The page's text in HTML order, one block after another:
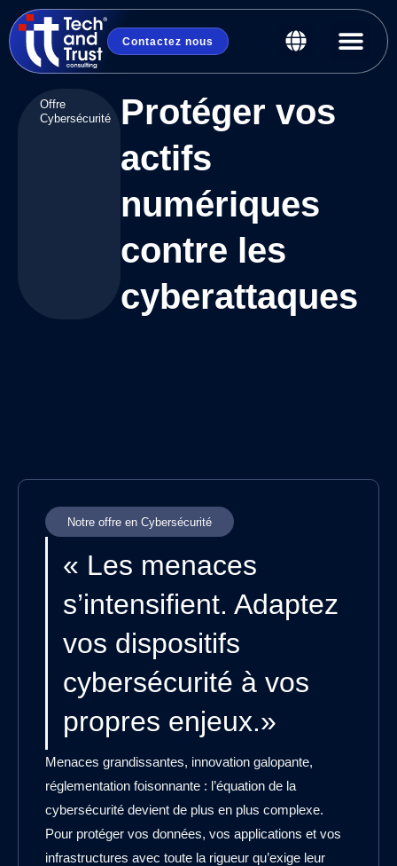
Contactez nous
Offre
Cybersécurité
Protéger vos
actifs
numériques
contre les
cyberattaques
Notre offre en Cybersécurité
« Les menaces
s’intensifient. Adaptez
vos dispositifs
cybersécurité à vos
propres enjeux.»
Menaces grandissantes, innovation galopante,
réglementation foisonnante : l’équation de la
cybersécurité devient de plus en plus complexe.
Pour protéger vos données, vos applications et vos
infrastructures avec toute la rigueur qu’exige leur